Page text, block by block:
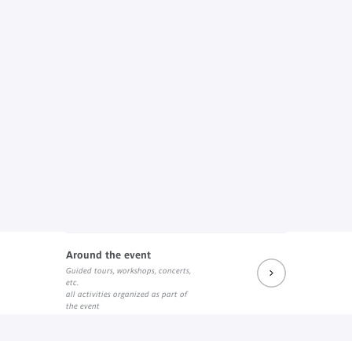
Around the event
Guided tours, workshops, concerts,
etc.
all activities organized as part of
the event